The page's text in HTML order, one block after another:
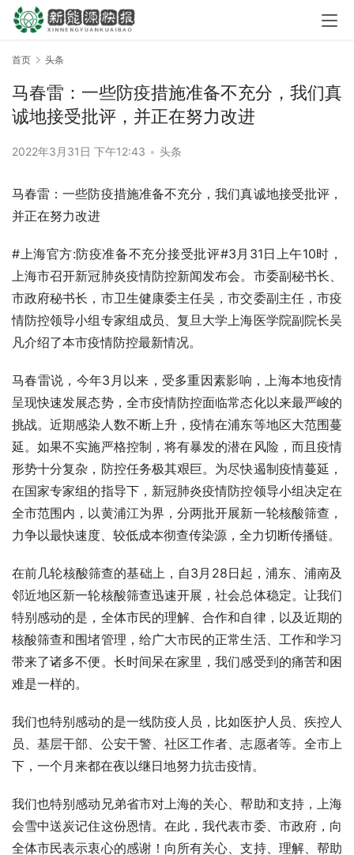
首页 头条
马春雷：一些防疫措施准备不充分，我们真
诚地接受批评，并正在努力改进
2022年3月31日 下午12:43 • 头条
马春雷：一些防疫措施准备不充分，我们真诚地接受批评，
并正在努力改进
#上海官方:防疫准备不充分接受批评#3月31日上午10时，
上海市召开新冠肺炎疫情防控新闻发布会。市委副秘书长、
市政府秘书长，市卫生健康委主任吴，市交委副主任，市疫
情防控领导小组专家组成员、复旦大学上海医学院副院长吴
凡介绍了本市疫情防控最新情况。
马春雷说，今年3月以来，受多重因素影响，上海本地疫情
呈现快速发展态势，全市疫情防控面临常态化以来最严峻的
挑战。近期感染人数不断上升，疫情在浦东等地区大范围蔓
延。如果不实施严格控制，将有暴发的潜在风险，而且疫情
形势十分复杂，防控任务极其艰巨。为尽快遏制疫情蔓延，
在国家专家组的指导下，新冠肺炎疫情防控领导小组决定在
全市范围内，以黄浦江为界，分两批开展新一轮核酸筛查，
力争以最快速度、较低成本彻查传染源，全力切断传播链。
在前几轮核酸筛查的基础上，自3月28日起，浦东、浦南及
邻近地区新一轮核酸筛查迅速开展，社会总体稳定。让我们
特别感动的是，全体市民的理解、合作和自律，以及近期的
核酸筛查和围堵管理，给广大市民的正常生活、工作和学习
带来了诸多不便。长时间呆在家里，我们感受到的痛苦和困
难是一样的。
我们也特别感动的是一线防疫人员，比如医护人员、疾控人
员、基层干部、公安干警、社区工作者、志愿者等。全市上
下，一个月来都在夜以继日地努力抗击疫情。
我们也特别感动兄弟省市对上海的关心、帮助和支持，上海
会雪中送炭记住这份恩情。在此，我代表市委、市政府，向
全体市民表示衷心的感谢！向所有关心、支持、理解、帮助